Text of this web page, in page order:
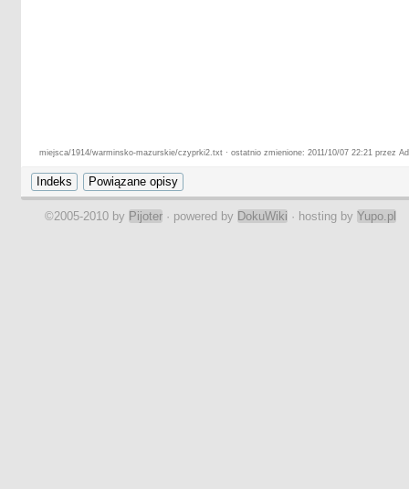
miejsca/1914/warminsko-mazurskie/czyprki2.txt · ostatnio zmienione: 2011/10/07 22:21 przez
©2005-2010 by Pijoter · powered by DokuWiki · hosting by Yupo.pl